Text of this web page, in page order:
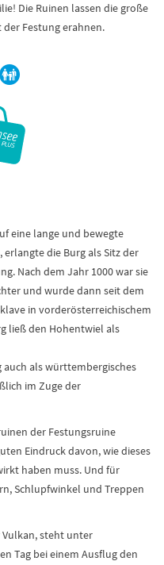
Die Ruinen lassen die große
Festung erahnen.
eine lange und bewegte
erlangte die Burg als Sitz der
Nach dem Jahr 1000 war sie
und wurde dann seit dem
in vorderösterreichischem
ließ den Hohentwiel als
als württembergisches
im Zuge der
der Festungsruine
Eindruck davon, wie dieses
haben muss. Und für
Schlupfwinkel und Treppen
steht unter
Tag bei einem Ausflug den